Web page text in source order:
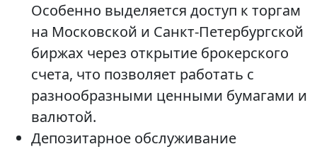
Особенно выделяется доступ к торгам
на Московской и Санкт-Петербургской
биржах через открытие брокерского
счета, что позволяет работать с
разнообразными ценными бумагами и
валютой.
Депозитарное обслуживание